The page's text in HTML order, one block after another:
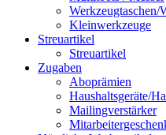
Werkzeugtaschen/
Kleinwerkzeuge
Streuartikel
Streuartikel
Zugaben
Aboprämien
Haushaltsgeräte/
Mailingverstärker